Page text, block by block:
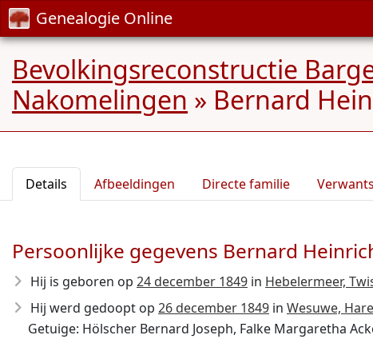
Genealogie Online
Bevolkingsreconstructie
Nakomelingen » Bernard
Details Afbeeldingen Directe familie
Persoonlijke gegevens Bernard
Hij is geboren op 24 december 1849 in Hebelermeer,
Hij werd gedoopt op 26 december 1849 in Wesuwe,
Getuige: Hölscher Bernard Joseph, Falke Margaretha